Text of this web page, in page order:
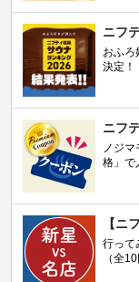
ニフ
おふろ
決定！
ニフ
ノジ
格」で
【ニ
行って
（全